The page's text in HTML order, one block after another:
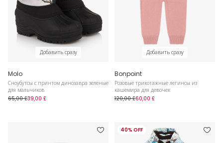
Добавить сразу
Molo
Сноубутсы с принтом динозавра зеленые
для мальчиков
65,00 £39,00 £
Добавить сразу
Bonpoint
Розовые трикотажные легинсы из
кашемира для девочек
120,00 £60,00 £
40% OFF